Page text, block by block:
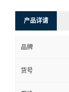
式
在
线
产品详请
品牌
货号